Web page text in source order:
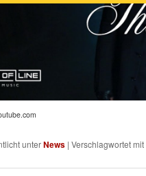
unterNews | Verschlagwortet mit